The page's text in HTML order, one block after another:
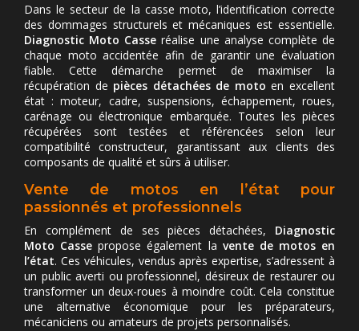
Dans le secteur de la casse moto, l’identification correcte
des dommages structurels et mécaniques est essentielle.
Diagnostic Moto Casseréalise une analyse complète de
chaque moto accidentée afin de garantir une évaluation
fiable. Cette démarche permet de maximiser la
récupération de pièces détachées de moto en excellent
état : moteur, cadre, suspensions, échappement, roues,
carénage ou électronique embarquée. Toutes les pièces
récupérées sont testées et référencées selon leur
compatibilité constructeur, garantissant aux clients des
composants de qualité et sûrs à utiliser.
Vente de motos en l’état pour
passionnés et professionnels
En complément de ses pièces détachées, Diagnostic
Moto Casse propose également la vente de motos en
l’état. Ces véhicules, vendus après expertise, s’adressent à
un public averti ou professionnel, désireux de restaurer ou
transformer un deux-roues à moindre coût. Cela constitue
une alternative économique pour les préparateurs,
mécaniciens ou amateurs de projets personnalisés.